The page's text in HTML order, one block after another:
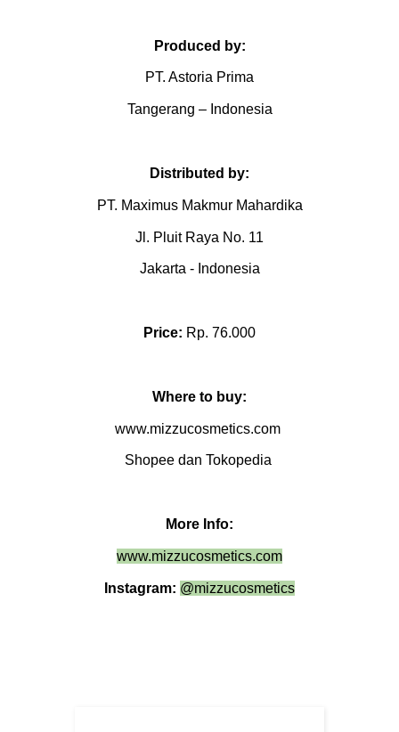
Produced by:
PT. Astoria Prima
Tangerang – Indonesia
Distributed by:
PT. Maximus Makmur Mahardika
Jl. Pluit Raya No. 11
Jakarta - Indonesia
Price: Rp. 76.000
Where to buy:
www.mizzucosmetics.com
Shopeedan Tokopedia
More Info:
www.mizzucosmetics.com
Instagram: @mizzucosmetics